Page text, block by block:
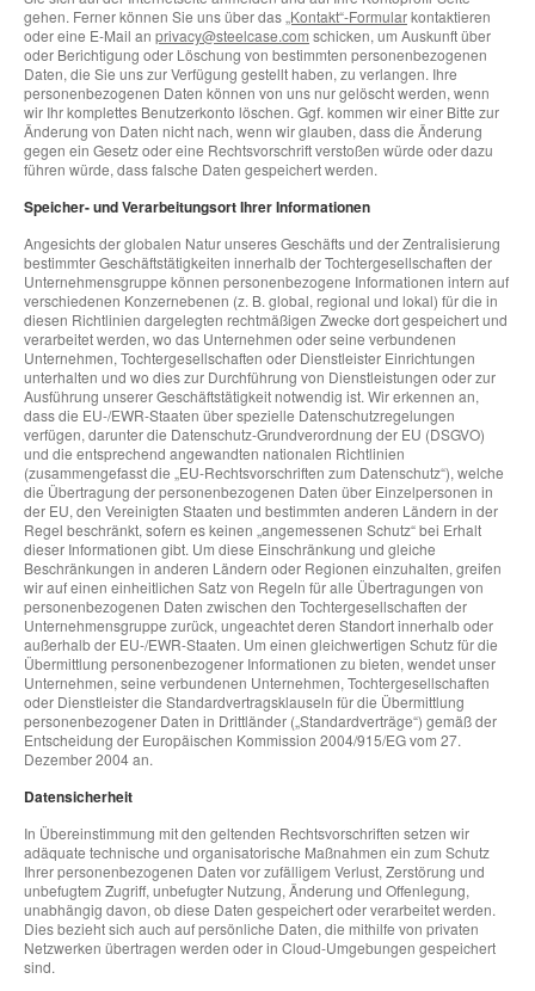
gehen. Ferner können Sie uns über das „Kontakt“-Formularkontaktieren
oder eine E-Mail an privacy@steelcase.com schicken, um Auskunft über
oder Berichtigung oder Löschung von bestimmten personenbezogenen
Daten, die Sie uns zur Verfügung gestellt haben, zu verlangen. Ihre
personenbezogenen Daten können von uns nur gelöscht werden, wenn
wir Ihr komplettes Benutzerkonto löschen. Ggf. kommen wir einer Bitte zur
Änderung von Daten nicht nach, wenn wir glauben, dass die Änderung
gegen ein Gesetz oder eine Rechtsvorschrift verstoßen würde oder dazu
führen würde, dass falsche Daten gespeichert werden.
Speicher- und Verarbeitungsort Ihrer Informationen
Angesichts der globalen Natur unseres Geschäfts und der Zentralisierung
bestimmter Geschäftstätigkeiten innerhalb der Tochtergesellschaften der
Unternehmensgruppe können personenbezogene Informationen intern auf
verschiedenen Konzernebenen (z. B. global, regional und lokal) für die in
diesen Richtlinien dargelegten rechtmäßigen Zwecke dort gespeichert und
verarbeitet werden, wo das Unternehmen oder seine verbundenen
Unternehmen, Tochtergesellschaften oder Dienstleister Einrichtungen
unterhalten und wo dies zur Durchführung von Dienstleistungen oder zur
Ausführung unserer Geschäftstätigkeit notwendig ist. Wir erkennen an,
dass die EU-/EWR-Staaten über spezielle Datenschutzregelungen
verfügen, darunter die Datenschutz-Grundverordnung der EU (DSGVO)
und die entsprechend angewandten nationalen Richtlinien
(zusammengefasst die „EU-Rechtsvorschriften zum Datenschutz“), welche
die Übertragung der personenbezogenen Daten über Einzelpersonen in
der EU, den Vereinigten Staaten und bestimmten anderen Ländern in der
Regel beschränkt, sofern es keinen „angemessenen Schutz“ bei Erhalt
dieser Informationen gibt. Um diese Einschränkung und gleiche
Beschränkungen in anderen Ländern oder Regionen einzuhalten, greifen
wir auf einen einheitlichen Satz von Regeln für alle Übertragungen von
personenbezogenen Daten zwischen den Tochtergesellschaften der
Unternehmensgruppe zurück, ungeachtet deren Standort innerhalb oder
außerhalb der EU-/EWR-Staaten. Um einen gleichwertigen Schutz für die
Übermittlung personenbezogener Informationen zu bieten, wendet unser
Unternehmen, seine verbundenen Unternehmen, Tochtergesellschaften
oder Dienstleister die Standardvertragsklauseln für die Übermittlung
personenbezogener Daten in Drittländer („Standardverträge“) gemäß der
Entscheidung der Europäischen Kommission 2004/915/EG vom 27.
Dezember 2004 an.
Datensicherheit
In Übereinstimmung mit den geltenden Rechtsvorschriften setzen wir
adäquate technische und organisatorische Maßnahmen ein zum Schutz
Ihrer personenbezogenen Daten vor zufälligem Verlust, Zerstörung und
unbefugtem Zugriff, unbefugter Nutzung, Änderung und Offenlegung,
unabhängig davon, ob diese Daten gespeichert oder verarbeitet werden.
Dies bezieht sich auch auf persönliche Daten, die mithilfe von privaten
Netzwerken übertragen werden oder in Cloud-Umgebungen gespeichert
sind.